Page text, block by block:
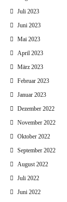
Juli 2023
Juni 2023
Mai 2023
April 2023
März 2023
Februar 2023
Januar 2023
Dezember 2022
November 2022
Oktober 2022
September 2022
August 2022
Juli 2022
Juni 2022